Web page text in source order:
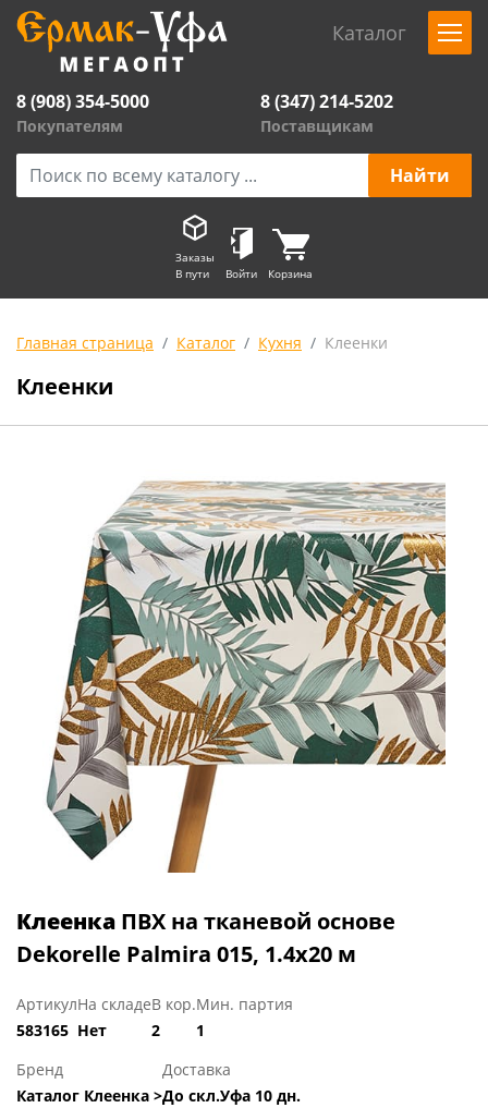
Каталог
8 (908) 354-5000
Покупателям
8 (347) 214-5202
Поставщикам
Заказы
В пути
Войти Корзина
Главная страница Каталог Кухня Клеенки
Клеенки
Клеенка ПВХ на тканевой основе
Dekorelle Palmira 015, 1.4х20 м
Артикул
583165
На складе
Нет
В кор.
2
Мин. партия
1
Бренд
Каталог Клеенка >
Доставка
До скл.Уфа 10 дн.